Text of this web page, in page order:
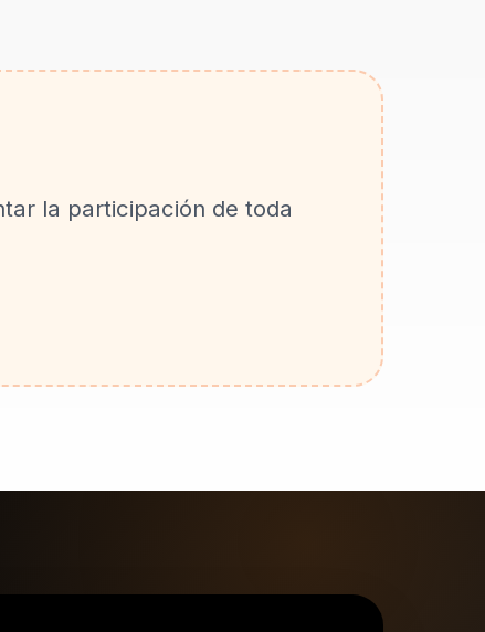
la participación de toda